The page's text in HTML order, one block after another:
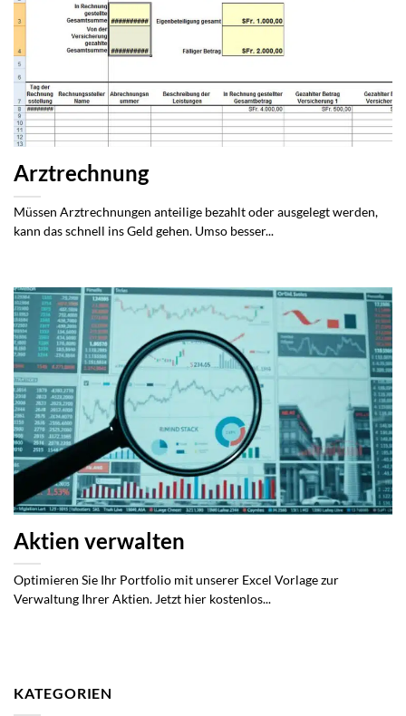
Arztrechnung
Müssen Arztrechnungen anteilige bezahlt oder ausgelegt werden,
kann das schnell ins Geld gehen. Umso besser...
Aktien verwalten
Optimieren Sie Ihr Portfolio mit unserer Excel Vorlage zur
Verwaltung Ihrer Aktien. Jetzt hier kostenlos...
KATEGORIEN